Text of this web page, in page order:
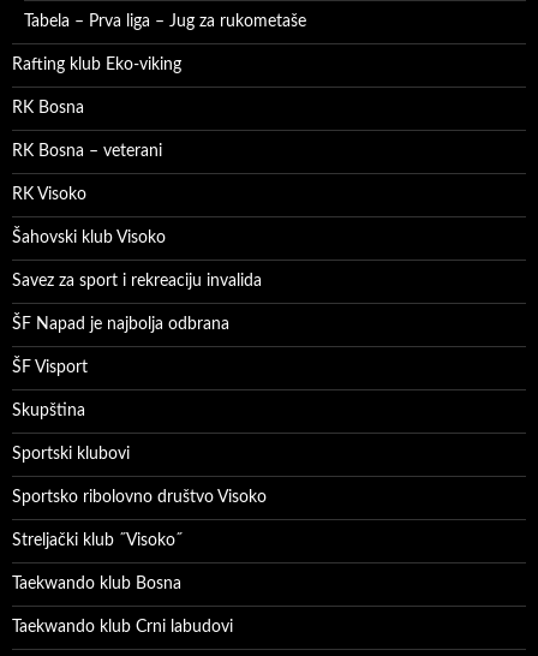
Tabela – Prva liga – Jug za rukometaše
Rafting klub Eko-viking
RK Bosna
RK Bosna – veterani
RK Visoko
Šahovski klub Visoko
Savez za sport i rekreaciju invalida
ŠF Napad je najbolja odbrana
ŠF Visport
Skupština
Sportski klubovi
Sportsko ribolovno društvo Visoko
Streljački klub ˝Visoko˝
Taekwando klub Bosna
Taekwando klub Crni labudovi